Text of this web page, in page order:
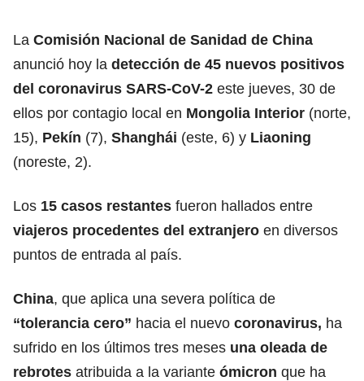
La Comisión Nacional de Sanidad de China
anunció hoy la detección de 45 nuevos positivos
del coronavirus SARS-CoV-2 este jueves, 30 de
ellos por contagio local en Mongolia Interior (norte,
15), Pekín (7), Shanghái (este, 6) y Liaoning
(noreste, 2).
Los 15 casos restantes fueron hallados entre
viajeros procedentes del extranjero en diversos
puntos de entrada al país.
China, que aplica una severa política de
“tolerancia cero” hacia el nuevo coronavirus, ha
sufrido en los últimos tres meses una oleada de
rebrotes atribuida a la variante ómicron que ha